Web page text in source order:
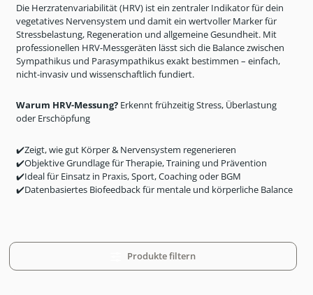
Die Herzratenvariabilität (HRV) ist ein zentraler Indikator für dein
vegetatives Nervensystem und damit ein wertvoller Marker für
Stressbelastung, Regeneration und allgemeine Gesundheit. Mit
professionellen HRV-Messgeräten lässt sich die Balance zwischen
Sympathikus und Parasympathikus exakt bestimmen – einfach,
nicht-invasiv und wissenschaftlich fundiert.
Warum HRV-Messung? Erkennt frühzeitig Stress, Überlastung
oder Erschöpfung
✔️Zeigt, wie gut Körper & Nervensystem regenerieren
✔️Objektive Grundlage für Therapie, Training und Prävention
✔️Ideal für Einsatz in Praxis, Sport, Coaching oder BGM
✔️Datenbasiertes Biofeedback für mentale und körperliche Balance
Produkte filtern